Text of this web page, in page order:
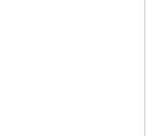
Starlight oak soft